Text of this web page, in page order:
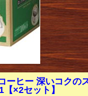
ーヒー 深いコクの
×2セット】